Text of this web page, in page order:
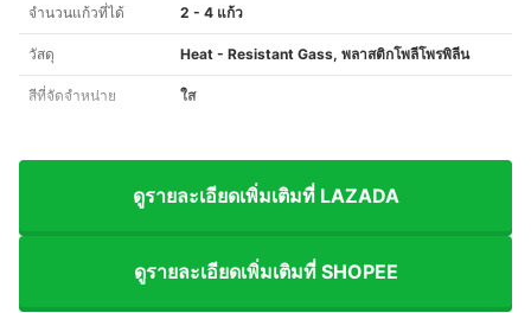
จำนวนแก้วที่ได้ 2 - 4 แก้ว
วัสดุ Heat - Resistant Gass, พลาสติกโพลีโพรพิลีน
สีที่จัดจำหน่าย ใส
ดูรายละเอียดเพิ่มเติมที่ LAZADA
ดูรายละเอียดเพิ่มเติมที่ SHOPEE